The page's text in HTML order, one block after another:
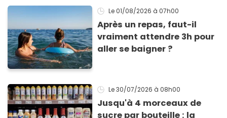
Le 01/08/2026 à 07h00
Après un repas, faut-il
vraiment attendre 3h pour
aller se baigner ?
Le 30/07/2026 à 08h00
Jusqu'à 4 morceaux de
sucre par bouteille : la